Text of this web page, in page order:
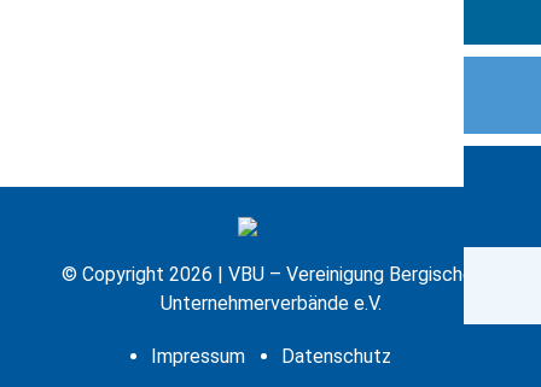
© Copyright 2026 | VBU – Vereinigung Bergischer
Unternehmerverbände e.V.
Impressum Datenschutz